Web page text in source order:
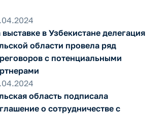
выставке в Узбекистане делегация
области провела ряд
с потенциальными
область подписала
о сотрудничестве с